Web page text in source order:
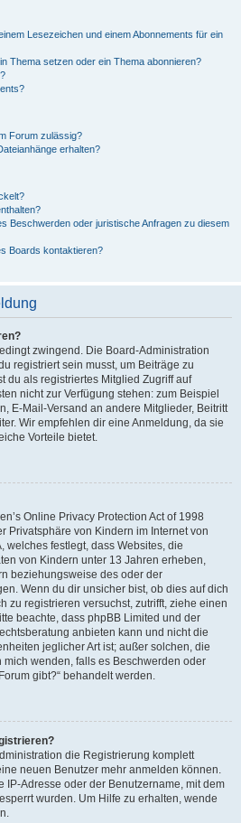
Lesezeichen und einem Abonnements für ein
Thema setzen oder ein Thema abonnieren?
Forum zulässig?
erhalten?
Beschwerden oder juristische Anfragen zu diesem
Boards kontaktieren?
zwingend. Die Board-Administration
registriert sein musst, um Beiträge zu
du als registriertes Mitglied Zugriff auf
nicht zur Verfügung stehen: zum Beispiel
E-Mail-Versand an andere Mitglieder, Beitritt
Wir empfehlen dir eine Anmeldung, da sie
Vorteile bietet.
Online Privacy Protection Act of 1998
Privatsphäre von Kindern im Internet von
welches festlegt, dass Websites, die
von Kindern unter 13 Jahren erheben,
beziehungsweise des oder der
Wenn du dir unsicher bist, ob dies auf dich
zu registrieren versuchst, zutrifft, ziehe einen
beachte, dass phpBB Limited und der
anbieten kann und nicht die
jeglicher Art ist; außer solchen, die
mich wenden, falls es Beschwerden oder
gibt?“ behandelt werden.
die Registrierung komplett
neuen Benutzer mehr anmelden können.
IP-Adresse oder der Benutzername, mit dem
wurden. Um Hilfe zu erhalten, wende